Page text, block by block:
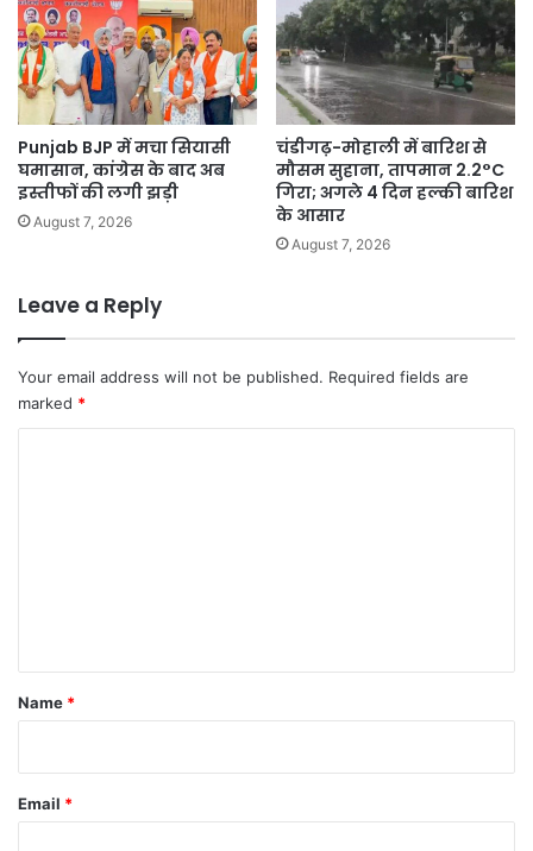
Punjab BJP में मचा सियासी
घमासान, कांग्रेस के बाद अब
इस्तीफों की लगी झड़ी
August 7, 2026
चंडीगढ़-मोहाली में बारिश से
मौसम सुहाना, तापमान 2.2°C
गिरा; अगले 4 दिन हल्की बारिश
के आसार
August 7, 2026
Leave a Reply
Your email address will not be published. Required fields are
marked *
*
Name *
Email *